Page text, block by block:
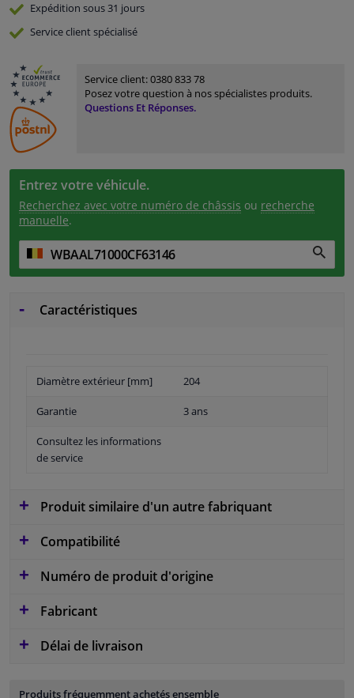
Expédition sous 31 jours
Serviceclient spécialisé
Service client:0380 833 78
Posez votre question à nos spécialistes produits.
Questions Et Réponses.
Entrez votre véhicule.
Recherchez avec votre numéro de châssis ou recherche
manuelle.
Caractéristiques
Diamètre extérieur [mm] 204
Garantie 3 ans
Consultez les informations
de service
Produit similaire d'un autre fabriquant
Compatibilité
Numéro de produit d'origine
Fabricant
Délai de livraison
Produits fréquemment achetés ensemble